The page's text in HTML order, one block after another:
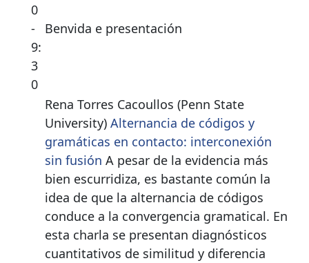
0
-
9:
3
0
Benvida e presentación
Rena Torres Cacoullos (Penn State
University) Alternancia de códigos y
gramáticas en contacto: interconexión
sin fusión A pesar de la evidencia más
bien escurridiza, es bastante común la
idea de que la alternancia de códigos
conduce a la convergencia gramatical. En
esta charla se presentan diagnósticos
cuantitativos de similitud y diferencia